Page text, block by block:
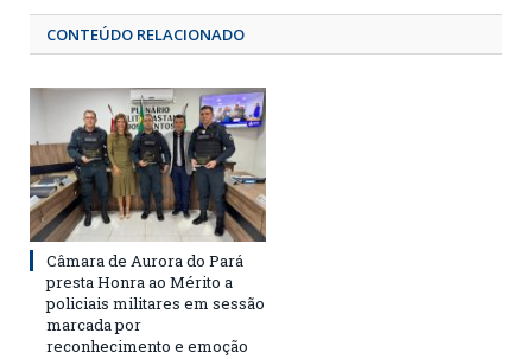
CONTEÚDO RELACIONADO
Câmara de Aurora do Pará
presta Honra ao Mérito a
policiais militares em sessão
marcada por
reconhecimento e emoção